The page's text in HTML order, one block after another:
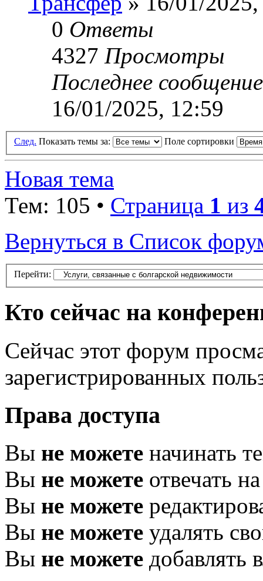
0 Ответы
4327 Просмотры
Последнее
16/01/2025, 12:59
След. Показать темы за: Поле сортировки
Новая тема
Тем: 105 • Страница 1 из
Вернуться в Список
Перейти:
Кто сейчас на
Сейчас этот форум
зарегистрированных
Права доступа
Вы не можете начинать
Вы не можете отвечать
Вы не можете
Вы не можете удалять
Вы не можете добавлять